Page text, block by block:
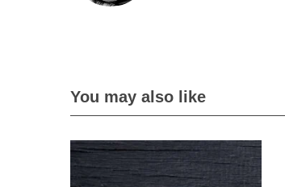
You may also like